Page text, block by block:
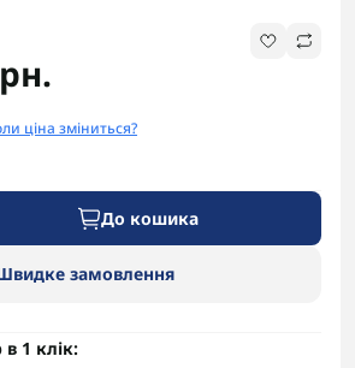
ціна зміниться?
До кошика
замовлення
1 клік: